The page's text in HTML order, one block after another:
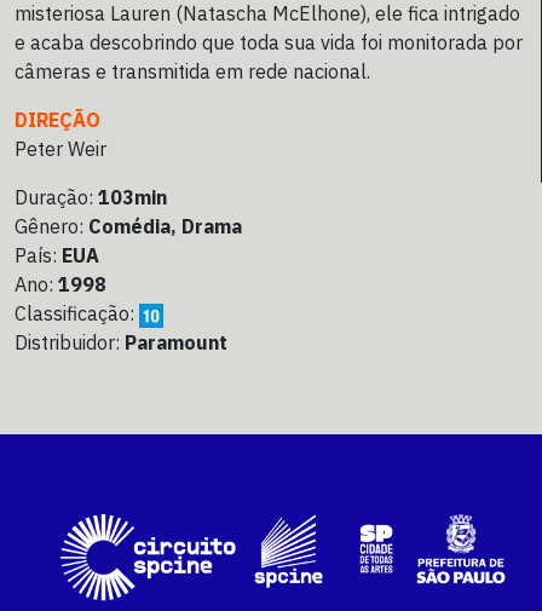
misteriosa Lauren (Natascha McElhone), ele fica intrigado
e acaba descobrindo que toda sua vida foi monitorada por
câmeras e transmitida em rede nacional.
DIREÇÃO
Peter Weir
Duração: 103min
Gênero: Comédia, Drama
País: EUA
Ano: 1998
Classificação:
Distribuidor: Paramount